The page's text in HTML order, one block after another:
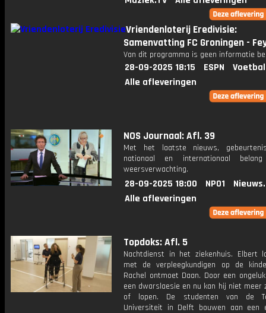
Vriendenloterij Eredivisie:
Samenvatting FC Groningen -
Van dit programma is geen informatie
28-09-2025 18:15 ESPN
Alle afleveringen
NOS Journaal: Afl. 39
Met het laatste nieuws,
nationaal en internationaal
weersverwachting.
28-09-2025 18:00 NPO1
Alle afleveringen
Topdoks: Afl. 5
Nachtdienst in het ziekenhuis. Elbert
met de verpleegkundigen op de
Rachel ontmoet Daan. Door een
een dwarslaesie en nu kan hij niet meer
of lopen. De studenten van de
Universiteit in Delft bouwen aan een